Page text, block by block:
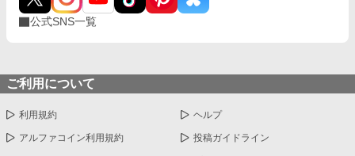
公式SNS一覧
ご利用について
利用規約 ヘルプ
アルファコイン利用規約 投稿ガイドライン